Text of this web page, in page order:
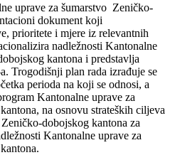
uprave za šumarstvo Zeničko-
dokument koji
prioritete i mjere iz relevantnih
nadležnosti Kantonalne
kantona i predstavlja
Trogodišnji plan rada izrađuje se
perioda na koji se odnosi, a
Kantonalne uprave za
na osnovu strateških ciljeva
dobojskog kantona za
Kantonalne uprave za